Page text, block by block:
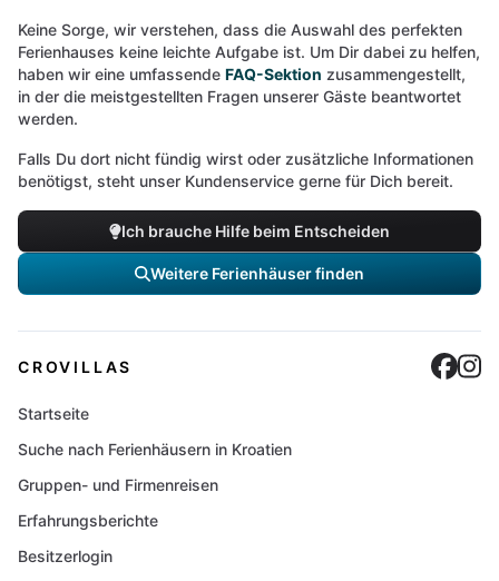
Keine Sorge, wir verstehen, dass die Auswahl des perfekten
Ferienhauses keine leichte Aufgabe ist. Um Dir dabei zu helfen,
haben wir eine umfassende FAQ-Sektion zusammengestellt,
in der die meistgestellten Fragen unserer Gäste beantwortet
werden.
Falls Du dort nicht fündig wirst oder zusätzliche Informationen
benötigst, steht unser Kundenservice gerne für Dich bereit.
Ich brauche Hilfe beim Entscheiden
Weitere Ferienhäuser finden
CROVILLAS
Startseite
Suche nach Ferienhäusern in Kroatien
Gruppen- und Firmenreisen
Erfahrungsberichte
Besitzerlogin